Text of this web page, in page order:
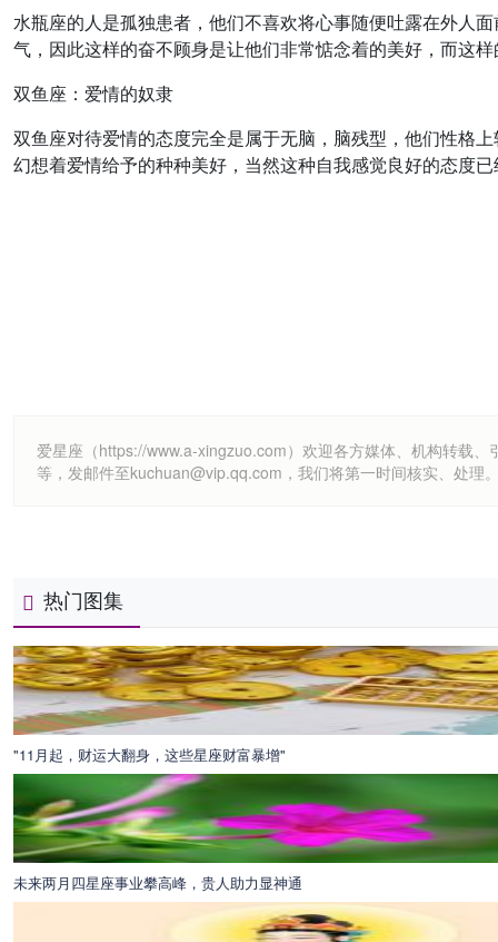
水瓶座的人是孤独患者，他们不喜欢将心事随便吐露在外人
气，因此这样的奋不顾身是让他们非常惦念着的美好，而这
双鱼座：爱情的奴隶
双鱼座对待爱情的态度完全是属于无脑，脑残型，他们性格
幻想着爱情给予的种种美好，当然这种自我感觉良好的态度
爱星座（https://www.a-xingzuo.com）欢迎各方媒体、机构转载
等，发邮件至kuchuan@vip.qq.com，我们将第一时间核实、处理
热门图集
"11月起，财运大翻身，这些星座财富暴增"
未来两月四星座事业攀高峰，贵人助力显神通